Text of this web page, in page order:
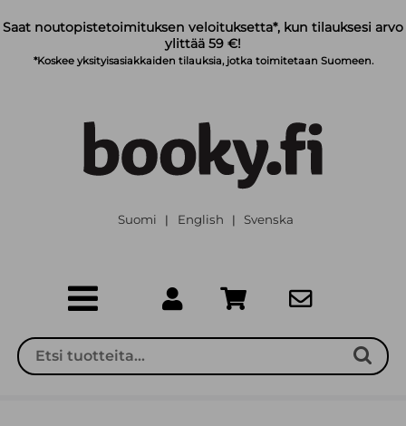
Saat noutopistetoimituksen veloituksetta*, kun tilauksesi arvo
ylittää 59 €!
*Koskee yksityisasiakkaiden tilauksia, jotka toimitetaan Suomeen.
Suomi | English | Svenska